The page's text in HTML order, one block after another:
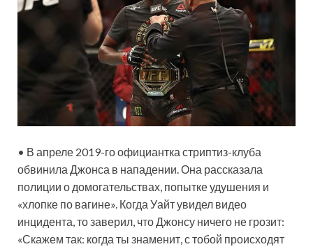
• В апреле 2019-го официантка стриптиз-клуба
обвинила Джонса в нападении. Она рассказала
полиции о домогательствах, попытке удушения и
«хлопке по вагине». Когда Уайт увидел видео
инцидента, то заверил, что Джонсу ничего не грозит:
«Скажем так: когда ты знаменит, с тобой происходят